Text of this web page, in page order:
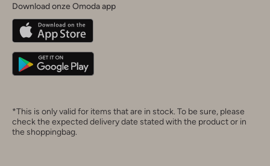
Belgique(Français)
Deutschland
Download onze Omoda app
*This is only valid for items that are in stock. To be sure, please
check the expected delivery date stated with the product or in
the shoppingbag.